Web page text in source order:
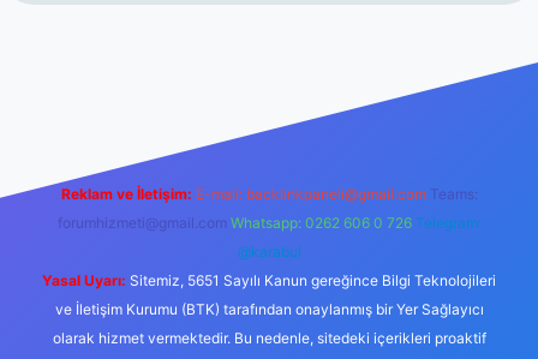
Reklam ve İletişim: E-mail: backlinkpaneli@gmail.com Teams:
forumhizmeti@gmail.com Whatsapp: 0262 606 0 726 Telegram:
@karabul
Yasal Uyarı: Sitemiz, 5651 Sayılı Kanun gereğince Bilgi Teknolojileri
ve İletişim Kurumu (BTK) tarafından onaylanmış bir Yer Sağlayıcı
olarak hizmet vermektedir. Bu nedenle, sitedeki içerikleri proaktif